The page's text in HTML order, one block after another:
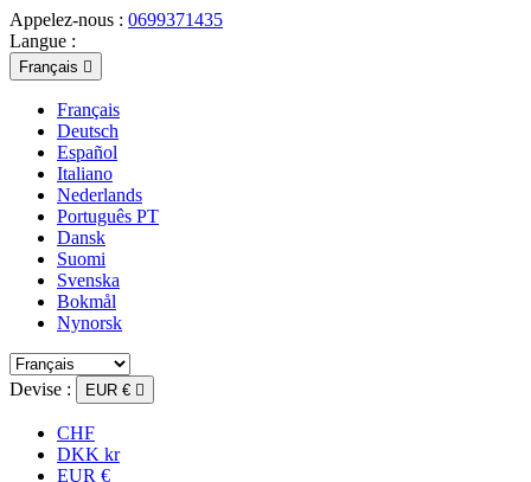
Appelez-nous : 0699371435
Langue :
Français 
Français
Deutsch
Español
Italiano
Nederlands
Português PT
Dansk
Suomi
Svenska
Bokmål
Nynorsk
Devise : EUR € 
CHF
DKK kr
EUR €